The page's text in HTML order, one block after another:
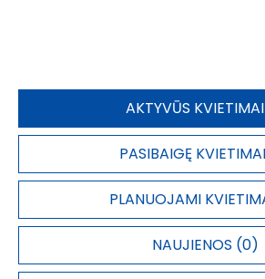
AKTYVŪS
PASIBAIGĘ
PLANUOJAMI
NAUJIENOS (0)